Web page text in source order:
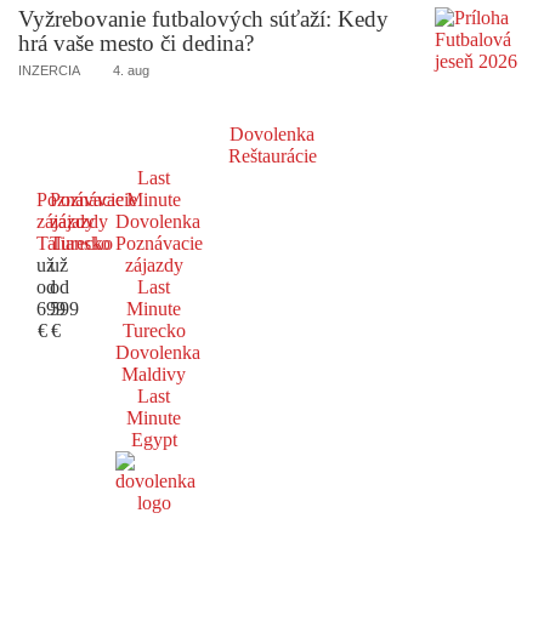
Vyžrebovanie futbalových súťaží: Kedy
hrá vaše mesto či dedina?
INZERCIA 4. aug
Dovolenka
Reštaurácie
Poznávacie
zájazdy
Taliansko
už
od
699
€
Poznávacie
zájazdy
Turecko
už
od
599
€
Last
Minute
Dovolenka
Poznávacie
zájazdy
Last
Minute
Turecko
Dovolenka
Maldivy
Last
Minute
Egypt